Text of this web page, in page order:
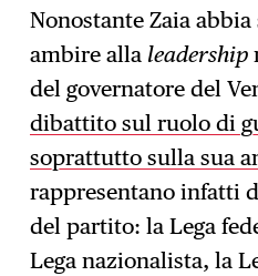
Nonostante Zaia
ambire alla leadership
del governatore del
dibattito sul ruolo di
soprattutto sulla sua
rappresentano infatti
del partito: la Lega
Lega nazionalista, la